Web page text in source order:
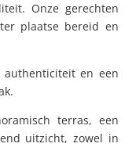
Onze gerechten
plaatse bereid en
authenticiteit en een
terras, een
uitzicht, zowel in